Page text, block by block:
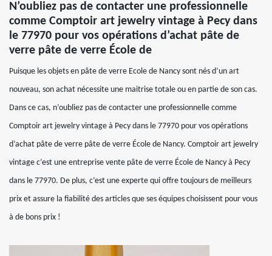
N’oubliez pas de contacter une professionnelle
comme Comptoir art jewelry vintage à Pecy dans
le 77970 pour vos opérations d’achat pâte de
verre pâte de verre École de
Puisque les objets en pâte de verre Ecole de Nancy sont nés d’un art
nouveau, son achat nécessite une maitrise totale ou en partie de son cas.
Dans ce cas, n’oubliez pas de contacter une professionnelle comme
Comptoir art jewelry vintage à Pecy dans le 77970 pour vos opérations
d’achat pâte de verre pâte de verre École de Nancy. Comptoir art jewelry
vintage c’est une entreprise vente pâte de verre École de Nancy à Pecy
dans le 77970. De plus, c’est une experte qui offre toujours de meilleurs
prix et assure la fiabilité des articles que ses équipes choisissent pour vous
à de bons prix !